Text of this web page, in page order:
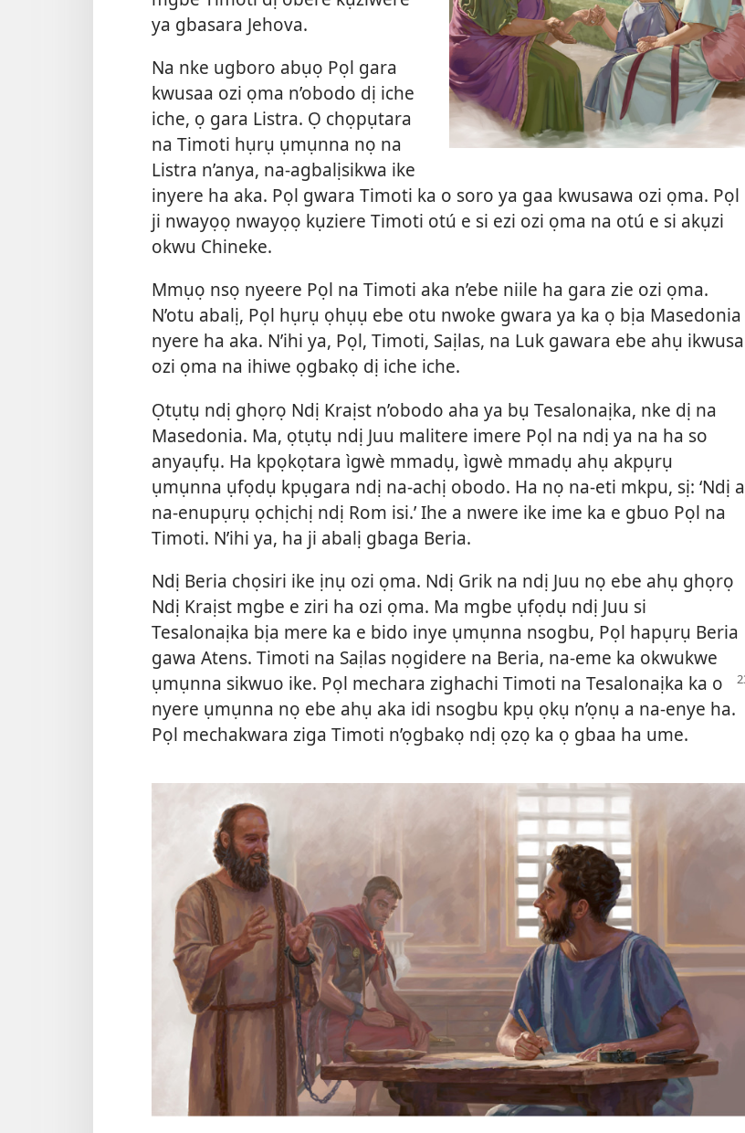
ya gbasara Jehova.
Na nke ugboro abụọ Pọl gara
kwusaa ozi ọma n’obodo dị iche
iche, ọ gara Listra. Ọ chọpụtara
na Timoti hụrụ ụmụnna nọ na
Listra n’anya, na-agbalịsikwa ike
inyere ha aka. Pọl gwara Timoti ka o soro ya gaa kwusawa ozi ọma. Pọl
ji nwayọọ nwayọọ kụziere Timoti otú e si ezi ozi ọma na otú e si akụzi
okwu Chineke.
Mmụọ nsọ nyeere Pọl na Timoti aka n’ebe niile ha gara zie ozi ọma.
N’otu abalị, Pọl hụrụ ọhụụ ebe otu nwoke gwara ya ka ọ bịa Masedonia
nyere ha aka. N’ihi ya, Pọl, Timoti, Saịlas, na Luk gawara ebe ahụ ikwusa
ozi ọma na ihiwe ọgbakọ dị iche iche.
Ọtụtụ ndị ghọrọ Ndị Kraịst n’obodo aha ya bụ Tesalonaịka, nke dị na
Masedonia. Ma, ọtụtụ ndị Juu malitere imere Pọl na ndị ya na ha so
anyaụfụ. Ha kpọkọtara ìgwè mmadụ, ìgwè mmadụ ahụ akpụrụ
ụmụnna ụfọdụ kpụgara ndị na-achị obodo. Ha nọ na-eti mkpu, sị: ‘Ndị a
na-enupụrụ ọchịchị ndị Rom isi.’ Ihe a nwere ike ime ka e gbuo Pọl na
Timoti. N’ihi ya, ha ji abalị gbaga Beria.
Ndị Beria chọsiri ike ịnụ ozi ọma. Ndị Grik na ndị Juu nọ ebe ahụ ghọrọ
Ndị Kraịst mgbe e ziri ha ozi ọma. Ma mgbe ụfọdụ ndị Juu si
Tesalonaịka bịa mere ka e bido inye ụmụnna nsogbu, Pọl hapụrụ Beria
gawa Atens. Timoti na Saịlas nọgidere na Beria, na-eme ka okwukwe
ụmụnna sikwuo ike. Pọl mechara zighachi Timoti na Tesalonaịka ka o
nyere ụmụnna nọ ebe ahụ aka idi nsogbu kpụ ọkụ n’ọnụ a na-enye ha.
Pọl mechakwara ziga Timoti n’ọgbakọ ndị ọzọ ka ọ gbaa ha ume.